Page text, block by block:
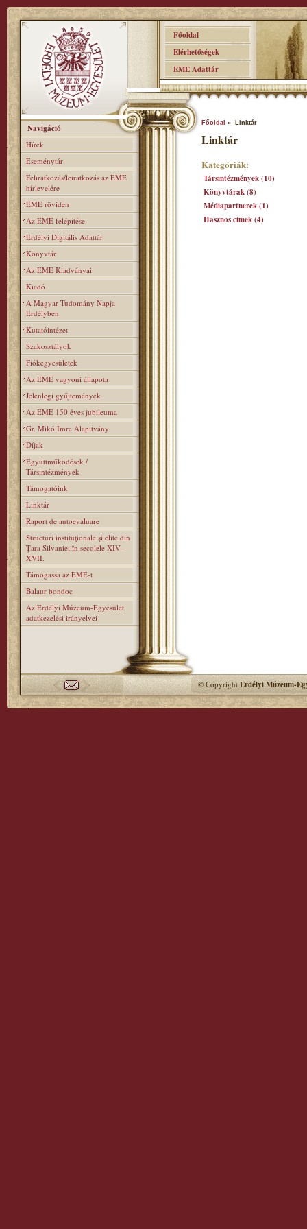
Főoldal
Elérhetőségek
EME Adattár
Navigáció
Hírek
Eseménytár
Feliratkozás/leiratkozás az EME
hírlevelére
EME röviden
Az EME felépitése
Erdélyi Digitális Adattár
Könyvtár
Az EME Kiadványai
Kiadó
A Magyar Tudomány Napja
Erdélyben
Kutatóintézet
Szakosztályok
Fiókegyesületek
Az EME vagyoni állapota
Jelenlegi gyűjtemények
Az EME 150 éves jubileuma
Gr. Mikó Imre Alapitvány
Díjak
Együttműködések /
Társintézmények
Támogatóink
Linktár
Raport de autoevaluare
Structuri instituţionale şi elite din
Ţara Silvaniei în secolele XIV–
XVII.
Támogassa az EMÉ-t
Balaur bondoc
Az Erdélyi Múzeum-Egyesület
adatkezelési irányelvei
Főoldal » Linktár
Linktár
Kategóriák:
Társintézmények (10)
Könyvtárak (8)
Médiapartnerek (1)
Hasznos cimek (4)
© CopyrightErdélyi Múzeum-